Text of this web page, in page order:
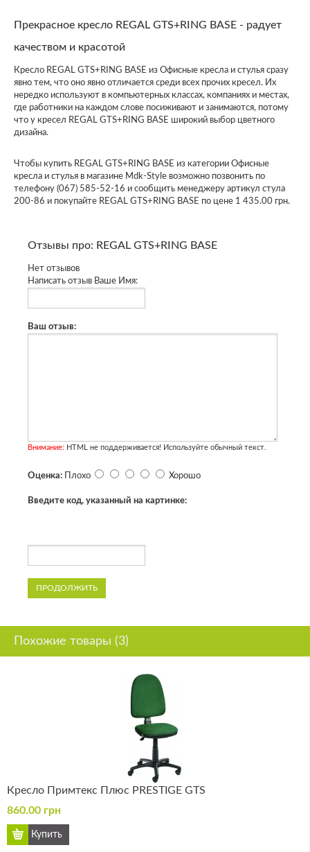
Прекрасное кресло REGAL GTS+RING BASE - радует
качеством и красотой
Кресло REGAL GTS+RING BASE из Офисные кресла и стулья сразу
явно тем, что оно явно отличается среди всех прочих кресел. Их
нередко используют в компьютерных классах, компаниях и местах,
где работники на каждом слове посиживают и занимаются, потому
что у кресел REGAL GTS+RING BASE широкий выбор цветного
дизайна.
Чтобы купить REGAL GTS+RING BASE из категории Офисные
кресла и стулья в магазине Mdk-Style возможно позвонить по
телефону (067) 585-52-16 и сообщить менеджеру артикул стула
200-86 и покупайте REGAL GTS+RING BASE по цене 1 435.00 грн.
Отзывы про: REGAL GTS+RING BASE
Нет отзывов
Написать отзыв Ваше Имя:
Ваш отзыв:
Внимание: HTML не поддерживается! Используйте обычный текст.
Оценка: Плохо Хорошо
Введите код, указанный на картинке:
ПРОДОЛЖИТЬ
Похожие товары (3)
Кресло Примтекс Плюс PRESTIGE GTS
860.00 грн